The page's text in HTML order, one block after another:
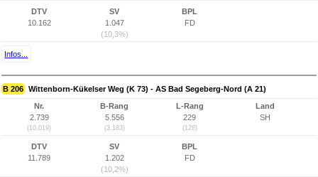
DTV
10.162
SV
1.047
(10,3%)
BPL
FD
Infos...
B 206 Wittenborn-Kükelser Weg (K 73) - AS Bad Segeberg-Nord (A 21)
Nr.
2.739
(10.019)
B-Rang
5.556
(3.183)
L-Rang
229
(128)
Land
SH
DTV
11.789
SV
1.202
(10,2%)
BPL
FD